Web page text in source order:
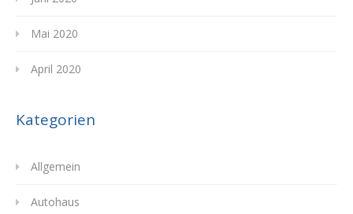
Mai 2020
April 2020
Kategorien
Allgemein
Autohaus